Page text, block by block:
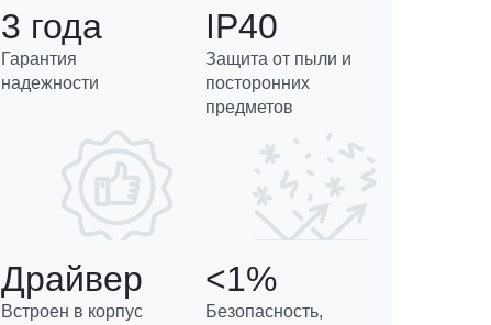
3 года
Гарантия
надежности
IP40
Защита от пыли и
посторонних
предметов
Драйвер
Встроен в корпус
<1%
Безопасность,